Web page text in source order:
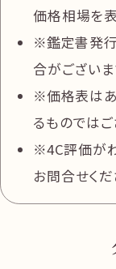
価格相場を
鑑定書発
合がございま
価格表は
るものではご
4C評価が
お問合せくだ